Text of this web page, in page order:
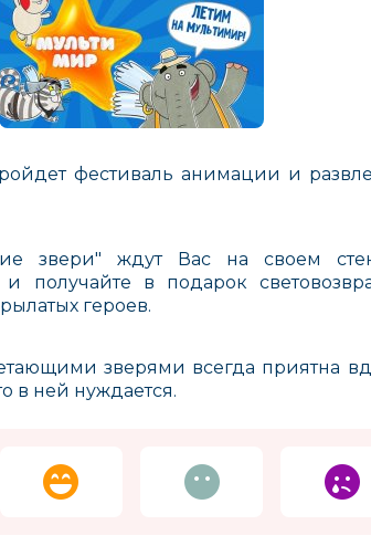
фестиваль анимации и
звери" ждут Вас на своем
и получайте в подарок
героев.
зверями всегда приятна
в ней нуждается.